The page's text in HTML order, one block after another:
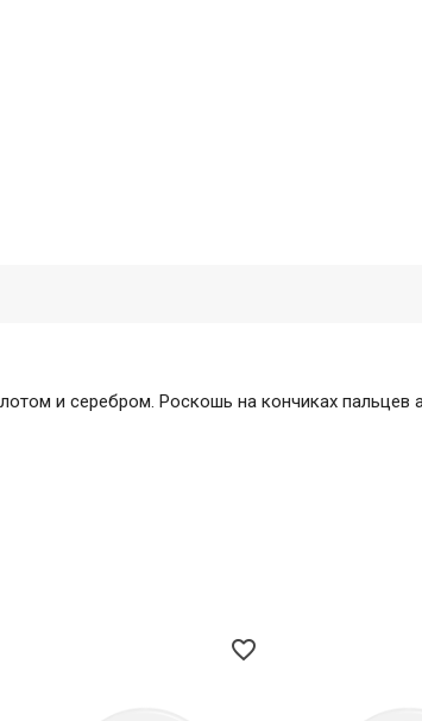
и серебром. Роскошь на кончиках пальцев
favorite_border